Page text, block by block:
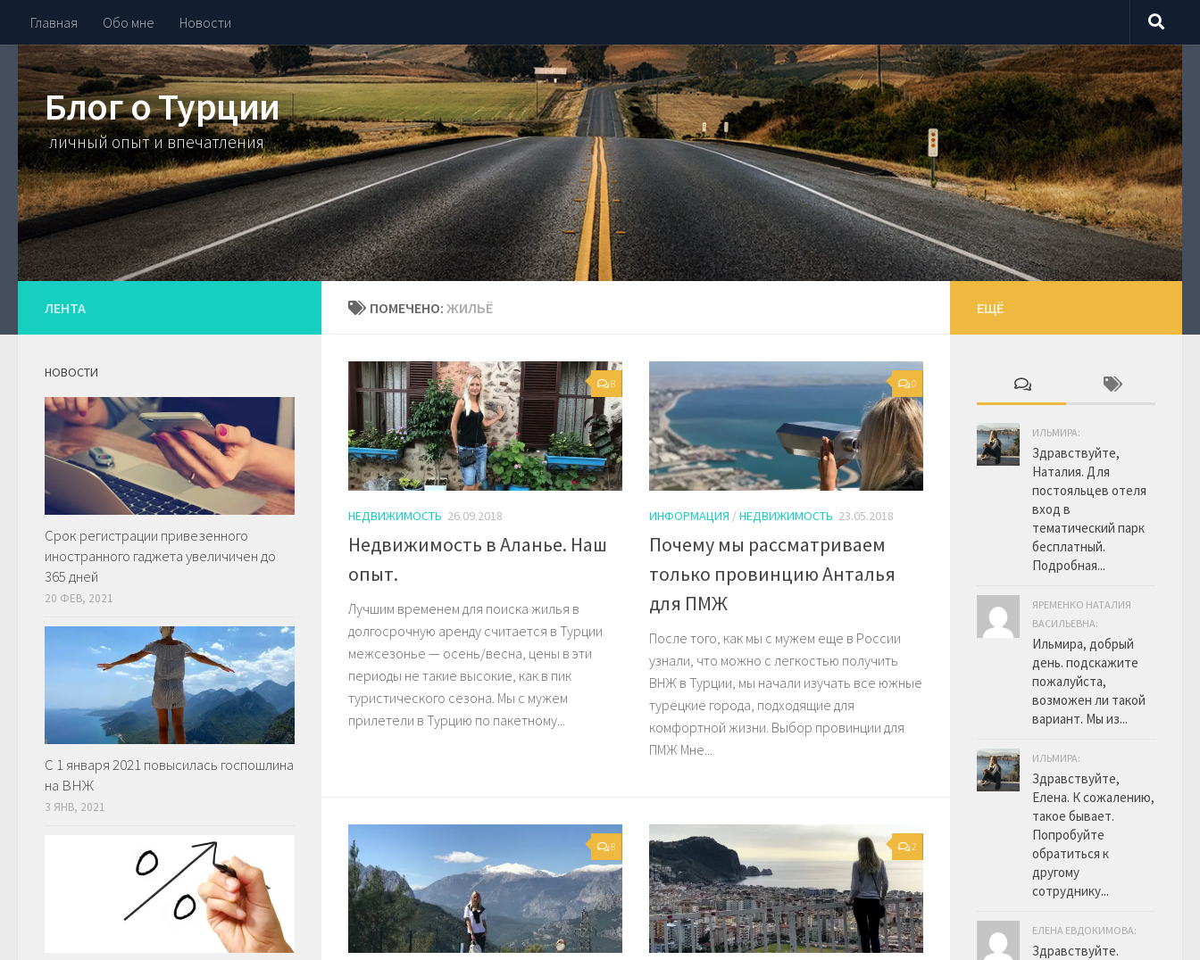
Главная Обо мне Новости
Блог о Турции
личный опыт и впечатления
ПОМЕЧЕНО: ЖИЛЬЁ
8
НЕДВИЖИМОСТЬ 26.09.2018
Недвижимость в Аланье. Наш
опыт.
Лучшим временем для поиска жилья в
долгосрочную аренду считается в Турции
межсезонье — осень/весна, цены в эти
периоды не такие высокие, как в пик
туристического сезона. Мы с мужем
прилетели в Турцию по пакетному...
0
ИНФОРМАЦИЯ /НЕДВИЖИМОСТЬ 23.05.2018
Почему мы рассматриваем
только провинцию Анталья
для ПМЖ
После того, как мы с мужем еще в России
узнали, что можно с легкостью получить
ВНЖ в Турции, мы начали изучать все южные
турецкие города, подходящие для
комфортной жизни. Выбор провинции для
ПМЖ Мне...
8 2
ЛЕНТА
НОВОСТИ
Срок регистрации привезенного
иностранного гаджета увеличичен до
365 дней
20 ФЕВ, 2021
С 1 января 2021 повысилась госпошлина
на ВНЖ
3 ЯНВ, 2021
ЕЩЁ
ИЛЬМИРА:
Здравствуйте,
Наталия. Для
постояльцев отеля
вход в
тематический парк
бесплатный.
Подробная...
ЯРЕМЕНКО НАТАЛИЯ
ВАСИЛЬЕВНА:
Ильмира, добрый
день. подскажите
пожалуйста,
возможен ли такой
вариант. Мы из...
ИЛЬМИРА:
Здравствуйте,
Елена. К сожалению,
такое бывает.
Попробуйте
обратиться к
другому
сотруднику...
ЕЛЕНА ЕВДОКИМОВА:
Здравствуйте.